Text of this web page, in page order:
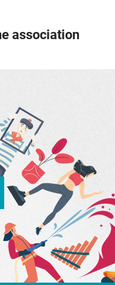
association
Valider